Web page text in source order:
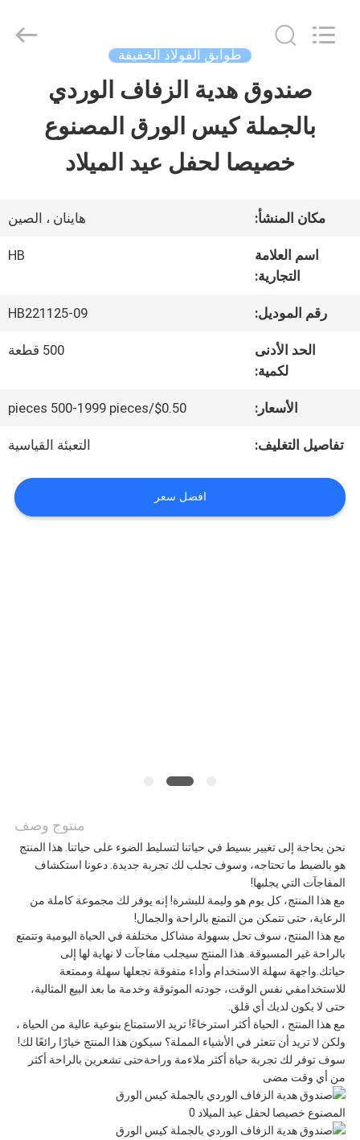
المنزل
المنتجات
معلومات
جولة
مراقبة
الجودة
خريطة
الموقع
سياسة
الخصوصية
طوابق الفولاذ الخفيفة
صندوق هدية الزفاف الوردي
بالجملة كيس الورق المصنوع
خصيصا لحفل عيد الميلاد
مكان المنشأ: هاينان ، الصين
اسم العلامة
التجارية:
HB
رقم الموديل: HB221125-09
الحد الأدنى
لكمية:
500 قطعة
الأسعار: $0.50/pieces 500-1999 pieces
تفاصيل التغليف: التعبئة القياسية
افضل سعر
منتوج وصف
نحن بحاجة إلى تغيير بسيط في حياتنا لتسليط الضوء على حياتنا. هذا المنتج
هو بالضبط ما تحتاجه، وسوف تجلب لك تجربة جديدة. دعونا استكشاف
المفاجآت التي يجلبها!
مع هذا المنتج، كل يوم هو وليمة للبشرة! إنه يوفر لك مجموعة كاملة من
الرعاية، حتى تتمكن من التمتع بالراحة والجمال!
مع هذا المنتج، سوف تحل بسهولة مشاكل مختلفة في الحياة اليومية وتتمتع
بالراحة غير المسبوقة. هذا المنتج سيجلب مفاجآت لا نهاية لها إلى
حياتك.واجهة سهلة الاستخدام وأداء متفوقة تجعلها سهلة وممتعة
للاستخدامفي نفس الوقت، جودته الموثوقة وخدمة ما بعد البيع المثالية،
حتى لا يكون لديك أي قلق.
مع هذا المنتج ، الحياة أكثر استرخاءً! تريد الاستمتاع بنوعية عالية من الحياة ،
ولكن لا تريد أن تتعثر في الأشياء المملة؟ سيكون هذا المنتج خيارًا رائعًا لك!
سوف توفر لك تجربة حياة أكثر ملاءمة وراحةحتى تشعرين بالراحة أكثر
من أي وقت مضى